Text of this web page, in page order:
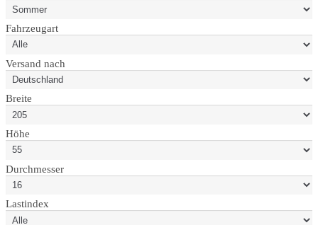
Fahrzeugart
Versand nach
Breite
Höhe
Durchmesser
Lastindex